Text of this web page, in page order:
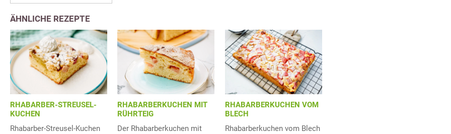
ÄHNLICHE REZEPTE
RHABARBER-STREUSEL-
KUCHEN
Rhabarber-Streusel-Kuchen
RHABARBERKUCHEN MIT
RÜHRTEIG
Der Rhabarberkuchen mit
RHABARBERKUCHEN VOM
BLECH
Rhabarberkuchen vom Blech